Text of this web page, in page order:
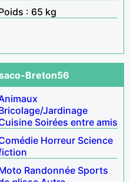
: 65 kg
Breton56
Jardinage
Soirées entre amis
Horreur Science
Randonnée Sports